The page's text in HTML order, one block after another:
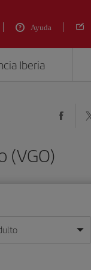
Ayuda
Iberia
(VGO)
mes/año